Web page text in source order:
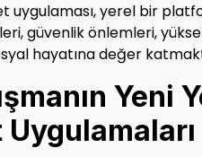
uygulaması, yerel bir
güvenlik önlemleri,
hayatına değer
Yeni